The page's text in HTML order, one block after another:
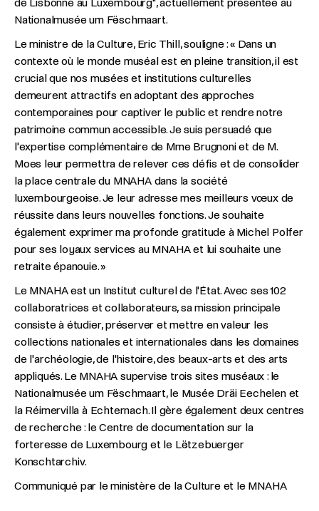
de Lisbonne au Luxembourg", actuellement présentée au
Nationalmusée um Fëschmaart.
Le ministre de la Culture, Eric Thill, souligne : « Dans un
contexte où le monde muséal est en pleine transition, il est
crucial que nos musées et institutions culturelles
demeurent attractifs en adoptant des approches
contemporaines pour captiver le public et rendre notre
patrimoine commun accessible. Je suis persuadé que
l'expertise complémentaire de Mme Brugnoni et de M.
Moes leur permettra de relever ces défis et de consolider
la place centrale du MNAHA dans la société
luxembourgeoise. Je leur adresse mes meilleurs vœux de
réussite dans leurs nouvelles fonctions. Je souhaite
également exprimer ma profonde gratitude à Michel Polfer
pour ses loyaux services au MNAHA et lui souhaite une
retraite épanouie. »
Le MNAHA est un Institut culturel de l'État. Avec ses 102
collaboratrices et collaborateurs, sa mission principale
consiste à étudier, préserver et mettre en valeur les
collections nationales et internationales dans les domaines
de l'archéologie, de l'histoire, des beaux-arts et des arts
appliqués. Le MNAHA supervise trois sites muséaux : le
Nationalmusée um Fëschmaart, le Musée Dräi Eechelen et
la Réimervilla à Echternach. Il gère également deux centres
de recherche : le Centre de documentation sur la
forteresse de Luxembourg et le Lëtzebuerger
Konschtarchiv.
Communiqué par le ministère de la Culture et le MNAHA